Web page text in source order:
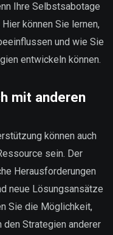
Ihre Selbstsabotage
können Sie lernen,
und wie Sie
entwickeln können.
mit anderen
können auch
sein. Der
Herausforderungen
neue Lösungsansätze
Sie die Möglichkeit,
den Strategien anderer